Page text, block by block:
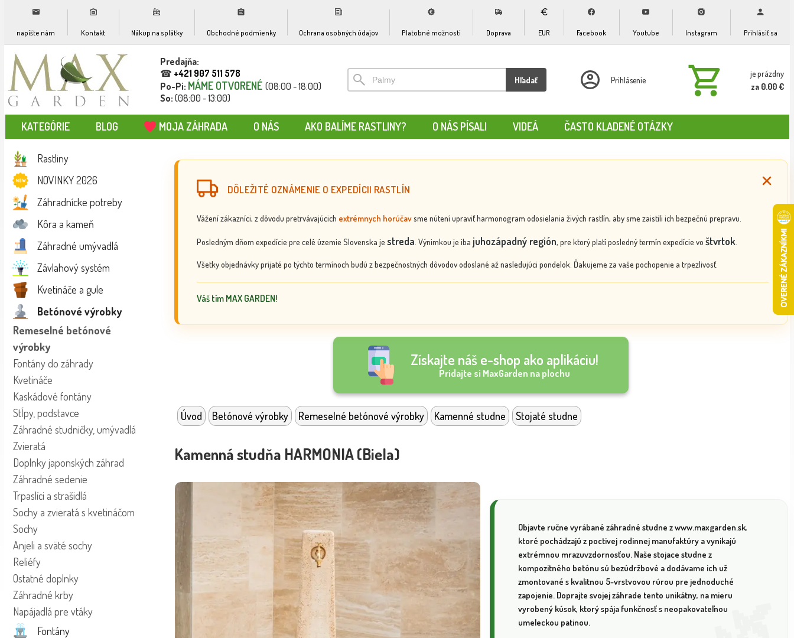
napíšte nám Kontakt Nákup na splátky Obchodné podmienky Ochrana osobných údajov Platobné možnosti Doprava EUR Facebook Youtube Instagram Prihlásiť sa
Predajňa:
☎ +421 907 511 578
Po-Pi: MÁME OTVORENÉ (08:00 - 18:00)
So: (08:00 - 13:00)
Hľadať Prihlásenie
je prázdny
za 0.00 €
KATEGÓRIE BLOG MOJA ZÁHRADA O NÁS AKO BALÍME RASTLINY? O NÁS PÍSALI VIDEÁ ČASTO KLADENÉ OTÁZKY
Rastliny
NOVINKY 2026
Záhradnícke potreby
Kôra a kameň
Záhradné umývadlá
Závlahový systém
Kvetináče a gule
Betónové výrobky
Remeselné betónové
výrobky
Fontány do záhrady
Kvetináče
Kaskádové fontány
Stĺpy, podstavce
Záhradné studničky, umývadlá
Zvieratá
Doplnky japonských záhrad
Záhradné sedenie
Trpaslíci a strašidlá
Sochy a zvieratá s kvetináčom
Sochy
Anjeli a sväté sochy
Reliéfy
Ostatné doplnky
Záhradné krby
Napájadlá pre vtáky
Fontány
DÔLEŽITÉ OZNÁMENIE O EXPEDÍCII RASTLÍN
Vážení zákazníci, z dôvodu pretrvávajúcich extrémnych horúčavsme nútení upraviť harmonogram odosielania živých rastlín, aby sme zaistili ich bezpečnú prepravu.
Posledným dňom expedície pre celé územie Slovenska je streda . Výnimkou je iba juhozápadný región, pre ktorý platí posledný termín expedície vo štvrtok.
Všetky objednávky prijaté po týchto termínoch budú z bezpečnostných dôvodov odoslané až nasledujúci pondelok. Ďakujeme za vaše pochopenie a trpezlivosť.
Váš tím MAX GARDEN!
Získajte náš e-shop ako aplikáciu!
Pridajte si MaxGarden na plochu
Úvod Betónové výrobky Remeselné betónové výrobky Kamenné studne Stojaté studne
Kamenná studňa HARMONIA (Biela)
Objavte ručne vyrábané záhradné studne z www.maxgarden.sk,
ktoré pochádzajú z poctivej rodinnej manufaktúry a vynikajú
extrémnou mrazuvzdornosťou. Naše stojace studne z
kompozitného betónu sú bezúdržbové a dodávame ich už
zmontované s kvalitnou 5-vrstvovou rúrou pre jednoduché
zapojenie. Doprajte svojej záhrade tento unikátny, na mieru
vyrobený kúsok, ktorý spája funkčnosť s neopakovateľnou
umeleckou patinou.